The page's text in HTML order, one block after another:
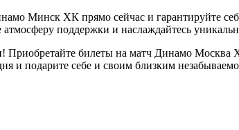
Минск ХК прямо сейчас и гарантируйте
поддержки и наслаждайтесь
Приобретайте билеты на матч Динамо
и подарите себе и своим близким